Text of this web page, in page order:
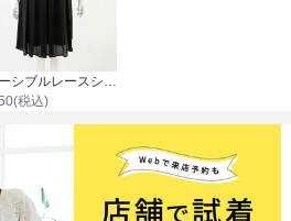
リバーシブルレースシフォンボレロ
(税込)